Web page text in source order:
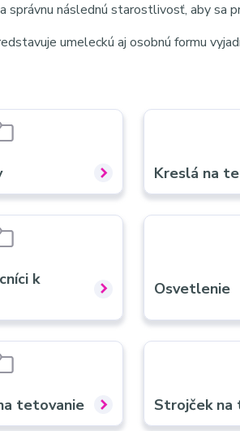
správnu následnú starostlivosť, aby sa
umeleckú aj osobnú formu
Kreslá na
k
Osvetlenie
tetovanie Strojček